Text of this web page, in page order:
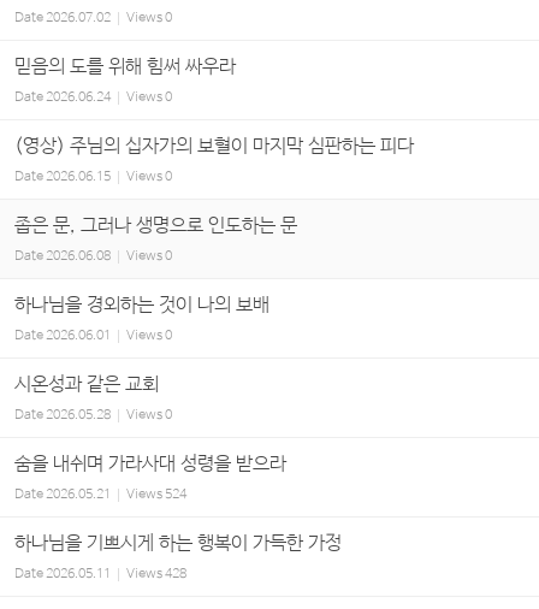
Date2026.07.02 Views0
믿음의 도를 위해 힘써 싸우라
Date2026.06.24 Views0
(영상) 주님의 십자가의 보혈이 마지막 심판하는 피다
Date2026.06.15 Views0
좁은 문, 그러나 생명으로 인도하는 문
Date 2026.06.08 Views0
하나님을 경외하는 것이 나의 보배
Date2026.06.01 Views0
시온성과 같은 교회
Date2026.05.28 Views0
숨을 내쉬며 가라사대 성령을 받으라
Date2026.05.21 Views 524
하나님을 기쁘시게 하는 행복이 가득한 가정
Date2026.05.11 Views428